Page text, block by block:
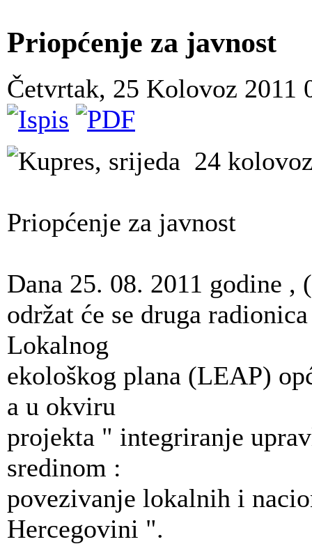
Priopćenje za javnost
Četvrtak, 25 Kolovoz 2011
Kupres, srijeda 24
Priopćenje za javnost
Dana 25. 08. 2011 godine
održat će se druga
Lokalnog
ekološkog plana (LEAP)
a u okviru
projekta " integriranje
sredinom :
povezivanje lokalnih i
Hercegovini ".